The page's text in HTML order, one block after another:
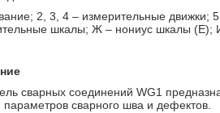
2, 3, 4 – измерительные движки;
шкалы; Ж – нониус шкалы (Е);
сварных соединений WG1
параметров сварного шва и дефектов.